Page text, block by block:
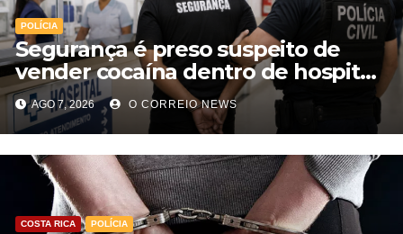
POLÍCIA
Segurança é preso suspeito de
vender cocaína dentro de hospital
e atuar para facção em Cassilândia
AGO 7, 2026 O CORREIO NEWS
COSTA RICA POLÍCIA